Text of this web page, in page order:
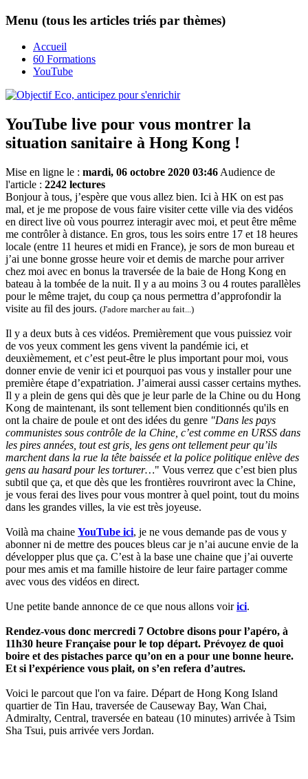
Menu (tous les articles triés par thèmes)
Accueil
60 Formations
YouTube
YouTube live pour vous montrer la
situation sanitaire à Hong Kong !
Mise en ligne le : mardi, 06 octobre 2020 03:46 Audience de
l'article : 2242 lectures
Bonjour à tous, j’espère que vous allez bien. Ici à HK on est pas
mal, et je me propose de vous faire visiter cette ville via des vidéos
en direct live où vous pourrez interagir avec moi, et peut être même
me contrôler à distance. En gros, tous les soirs entre 17 et 18 heures
locale (entre 11 heures et midi en France), je sors de mon bureau et
j’ai une bonne grosse heure voir et demis de marche pour arriver
chez moi avec en bonus la traversée de la baie de Hong Kong en
bateau à la tombée de la nuit. Il y a au moins 3 ou 4 routes parallèles
pour le même trajet, du coup ça nous permettra d’approfondir la
visite au fil des jours. (J'adore marcher au fait...)
Il y a deux buts à ces vidéos. Premièrement que vous puissiez voir
de vos yeux comment les gens vivent la pandémie ici, et
deuxièmement, et c’est peut-être le plus important pour moi, vous
donner envie de venir ici et pourquoi pas vous y installer pour une
première étape d’expatriation. J’aimerai aussi casser certains mythes.
Il y a plein de gens qui dès que je leur parle de la Chine ou du Hong
Kong de maintenant, ils sont tellement bien conditionnés qu'ils en
ont la chaire de poule et ont des idées du genre "Dans les pays
communistes sous contrôle de la Chine, c’est comme en URSS dans
les pires années, tout est gris, les gens ont tellement peur qu’ils
marchent dans la rue la tête baissée et la police politique enlève des
gens au hasard pour les torturer…" Vous verrez que c’est bien plus
subtil que ça, et que dès que les frontières rouvriront avec la Chine,
je vous ferai des lives pour vous montrer à quel point, tout du moins
dans les grandes villes, la vie est très joyeuse.
Voilà ma chaine YouTube ici, je ne vous demande pas de vous y
abonner ni de mettre des pouces bleus car je n’ai aucune envie de la
développer plus que ça. C’est à la base une chaine que j’ai ouverte
pour mes amis et ma famille histoire de leur faire partager comme
avec vous des vidéos en direct.
Une petite bande annonce de ce que nous allons voirici.
Rendez-vous donc mercredi 7 Octobre disons pour l’apéro, à
11h30 heure Française pour le top départ. Prévoyez de quoi
boire et des pistaches parce qu’on en a pour une bonne heure.
Et si l’expérience vous plait, on s’en refera d’autres.
Voici le parcout que l'on va faire. Départ de Hong Kong Island
quartier de Tin Hau, traversée de Causeway Bay, Wan Chai,
Admiralty, Central, traversée en bateau (10 minutes) arrivée à Tsim
Sha Tsui, puis arrivée vers Jordan.